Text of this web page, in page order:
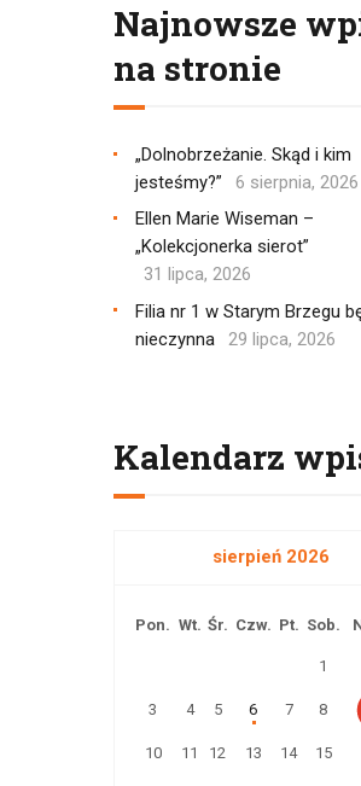
Najnowsze
na stronie
„Dolnobrzeżanie. Skąd i kim
jesteśmy?”
6 sierpnia, 2026
Ellen Marie Wiseman –
„Kolekcjonerka sierot”
31 lipca, 2026
Filia nr 1 w Starym Brzegu
nieczynna
29 lipca, 2026
Kalendarz
sierpień 2026
Pon. Wt. Śr. Czw. Pt. Sob.
1
3 4 5 6 7 8
10 11 12 13 14 15